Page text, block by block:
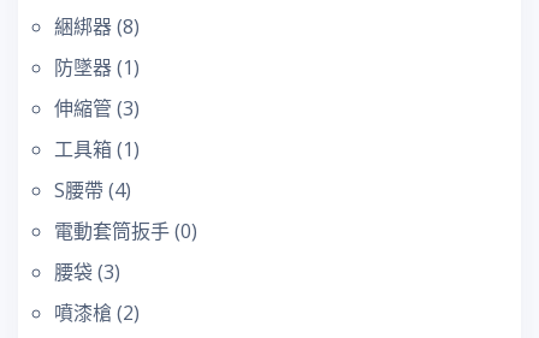
綑綁器(8)
防墜器(1)
伸縮管(3)
工具箱(1)
S腰帶 (4)
電動套筒扳手(0)
腰袋(3)
噴漆槍 (2)